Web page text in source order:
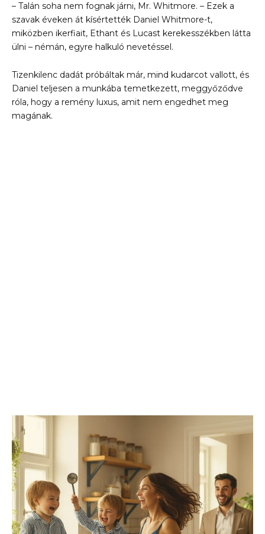
– Talán soha nem fognak járni, Mr. Whitmore. – Ezek a
szavak éveken át kísértették Daniel Whitmore-t,
miközben ikerfiait, Ethant és Lucast kerekesszékben látta
ülni – némán, egyre halkuló nevetéssel.
Tizenkilenc dadát próbáltak már, mind kudarcot vallott, és
Daniel teljesen a munkába temetkezett, meggyőződve
róla, hogy a remény luxus, amit nem engedhet meg
magának.